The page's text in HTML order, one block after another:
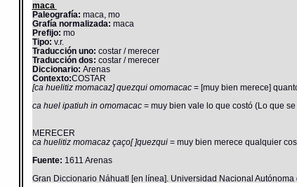
maca
Paleografía: maca, mo
Grafía normalizada: maca
Prefijo: mo
Tipo: v.r.
Traducción uno: costar / merecer
Traducción dos: costar / merecer
Diccionario: Arenas
Contexto:COSTAR
[ca huelitiz momacaz] quezqui omomacac = [muy bien merece]
ca huel ipatiuh in omomacac = muy bien vale lo que costó (Lo que
MERECER
ca huelitiz momacaz çaço[ ]quezqui = muy bien merece qualquier
Fuente: 1611 Arenas
Gran Diccionario Náhuatl [en línea]. Universidad Nacional